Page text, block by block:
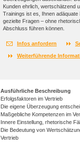
Kunden ehrlich, wertschätzend
Trainings ist es, Ihnen
gezielte Fragen – ohne
Abschluss führen können.
Infos anfordern
Weiterführende
Ausführliche Beschreibung
Erfolgsfaktoren im Vertrieb
Die eigene Überzeugung
Maßgebliche Kompetenzen im
Innere Einstellung, rhetorische
Die Bedeutung von
Vertrieb